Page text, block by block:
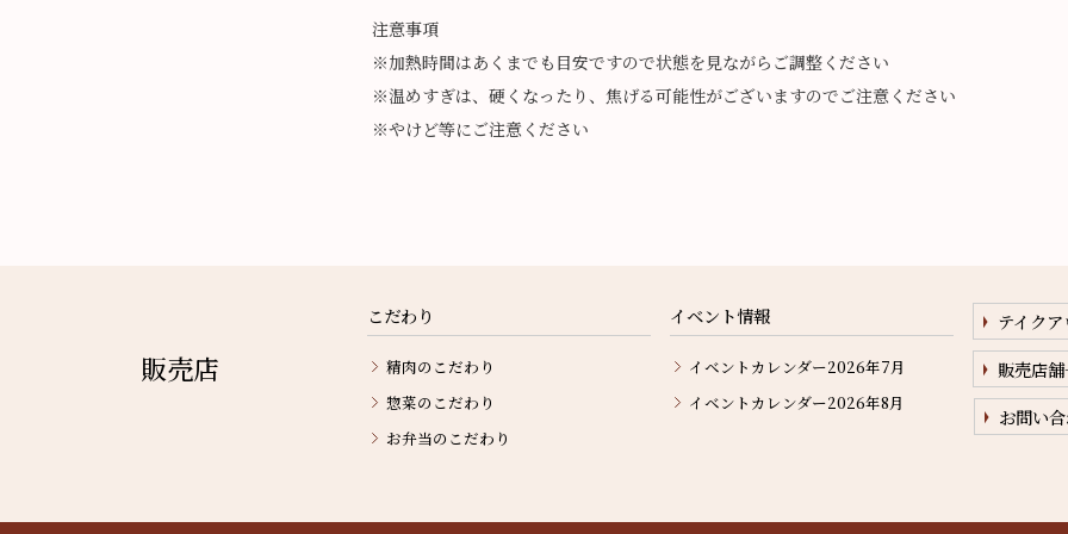
注意事項
※加熱時間はあくまでも目安ですので状態を見ながらご調整ください
※温めすぎは、硬くなったり、焦げる可能性がございますのでご注意ください
※やけど等にご注意ください
販売店
こだわり
精肉のこだわり
惣菜のこだわり
お弁当のこだわり
イベント情報
イベントカレンダー2026年7月
イベントカレンダー2026年8月
テイク
販売店
お問い